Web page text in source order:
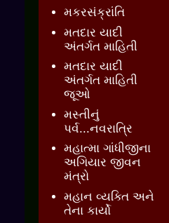
મકરસંક્રાંતિ
મતદાર યાદી
અંતર્ગત માહિતી
મતદાર યાદી
અંતર્ગત માહિતી
જૂઓ
મસ્તીનું
પર્વ...નવરાત્રિ
મહાત્મા ગાંધીજીના
અગિયાર જીવન
મંત્રો
મહાન વ્યક્તિ અને
તેના કાર્યો